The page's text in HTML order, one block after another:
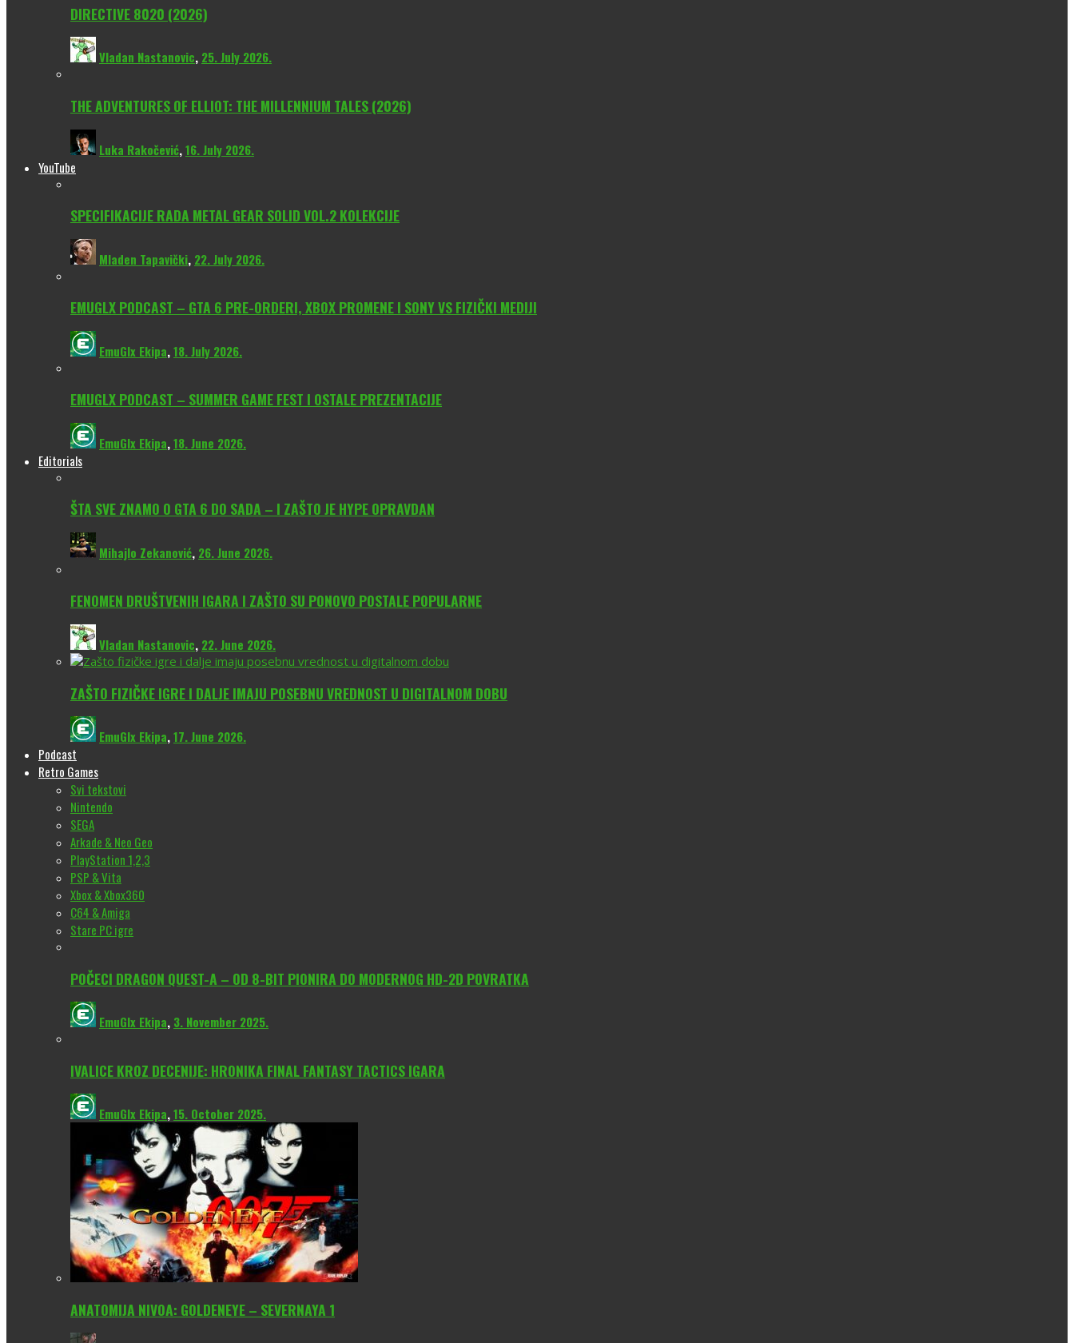
DIRECTIVE 8020 (2026)
Vladan Nastanovic, 25. July 2026.
THE ADVENTURES OF ELLIOT: THE MILLENNIUM TALES (2026)
Luka Rakočević,16. July 2026.
YouTube
SPECIFIKACIJE RADA METAL GEAR SOLID VOL.2 KOLEKCIJE
Mladen Tapavički, 22. July 2026.
EMUGLX PODCAST – GTA 6 PRE-ORDERI, XBOX PROMENE I SONY VS FIZIČKI MEDIJI
EmuGlx Ekipa,18. July 2026.
EMUGLX PODCAST – SUMMER GAME FEST I OSTALE PREZENTACIJE
EmuGlx Ekipa,18. June 2026.
Editorials
ŠTA SVE ZNAMO O GTA 6 DO SADA – I ZAŠTO JE HYPE OPRAVDAN
Mihajlo Zekanović, 26. June 2026.
FENOMEN DRUŠTVENIH IGARA I ZAŠTO SU PONOVO POSTALE POPULARNE
Vladan Nastanovic, 22. June 2026.
ZAŠTO FIZIČKE IGRE I DALJE IMAJU POSEBNU VREDNOST U DIGITALNOM DOBU
EmuGlx Ekipa,17. June 2026.
Podcast
Retro Games
Svi tekstovi
Nintendo
SEGA
Arkade & Neo Geo
PlayStation 1,2,3
PSP & Vita
Xbox & Xbox360
C64 & Amiga
Stare PC igre
POČECI DRAGON QUEST-A – OD 8-BIT PIONIRA DO MODERNOG HD-2D POVRATKA
EmuGlx Ekipa, 3. November 2025.
IVALICE KROZ DECENIJE: HRONIKA FINAL FANTASY TACTICS IGARA
EmuGlx Ekipa,15. October 2025.
ANATOMIJA NIVOA: GOLDENEYE – SEVERNAYA 1